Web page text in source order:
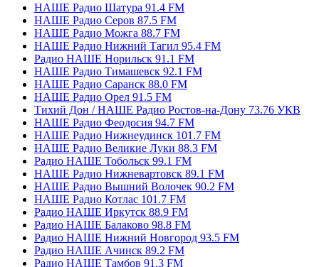
НАШЕ Радио Шатура 91.4 FM
НАШЕ Радио Серов 87.5 FM
НАШЕ Радио Можга 88.7 FM
НАШЕ Радио Нижний Тагил 95.4 FM
Радио НАШЕ Норильск 91.1 FM
НАШЕ Радио Тимашевск 92.1 FM
НАШЕ Радио Саранск 88.0 FM
НАШЕ Радио Орел 91.5 FM
Тихий Дон / НАШЕ Радио Ростов-на-Дону 73.76 УКВ
НАШЕ Радио Феодосия 94.7 FM
НАШЕ Радио Нижнеудинск 101.7 FM
НАШЕ Радио Великие Луки 88.3 FM
Радио НАШЕ Тобольск 99.1 FM
НАШЕ Радио Нижневартовск 89.1 FM
НАШЕ Радио Вышний Волочек 90.2 FM
НАШЕ Радио Котлас 101.7 FM
Радио НАШЕ Иркутск 88.9 FM
Радио НАШЕ Балаково 98.8 FM
Радио НАШЕ Нижний Новгород 93.5 FM
Радио НАШЕ Ачинск 89.2 FM
Радио НАШЕ Тамбов 91.3 FM